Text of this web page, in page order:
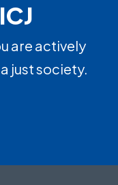
are actively
just society.